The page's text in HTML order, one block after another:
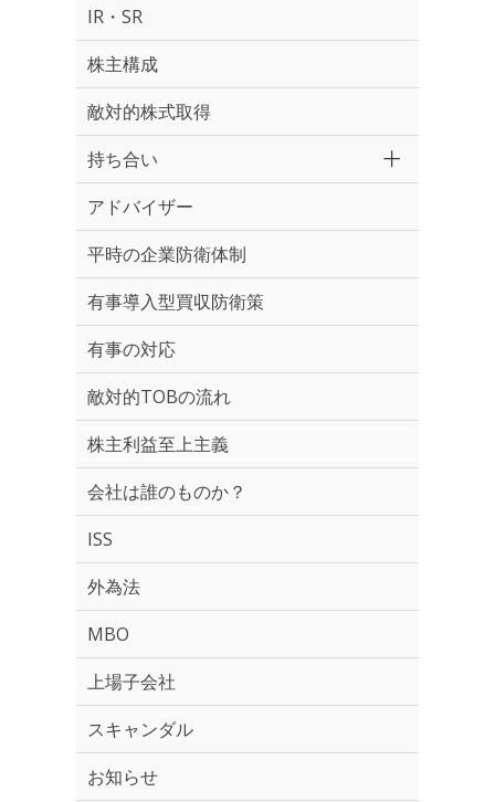
IR・SR
株主構成
敵対的株式取得
持ち合い
アドバイザー
平時の企業防衛体制
有事導入型買収防衛策
有事の対応
敵対的TOBの流れ
株主利益至上主義
会社は誰のものか？
ISS
外為法
MBO
上場子会社
スキャンダル
お知らせ